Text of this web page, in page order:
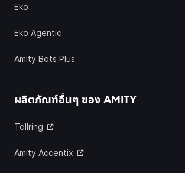
Eko
Eko Agentic
Amity Bots Plus
ผลิตภัณฑ์อื่นๆ ของ AMITY
Tollring
Amity Accentix